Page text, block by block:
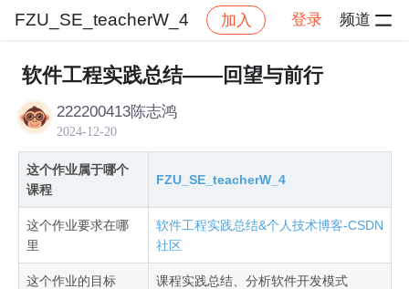
FZU_SE_teacherW_4 加入 登录 频道
社区 FZU_SE_teacherW_4 作业提交
软件工程实践总结——回望与前行
222200413陈志鸿
2024-12-20
这个作业属于哪个
课程
FZU_SE_teacherW_4
这个作业要求在哪
里
软件工程实践总结&个人技术博客-CSDN
社区
这个作业的目标 课程实践总结、分析软件开发模式